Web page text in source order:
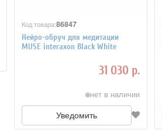
Код товара:86847
Нейро-обруч для медитации
MUSE interaxon Black White
31 030 р.
нет в наличии
Уведомить